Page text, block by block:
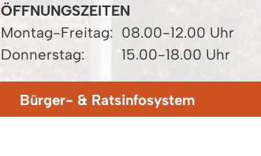
ÖFFNUNGSZEITEN
Montag-Freitag: 08.00-12.00 Uhr
Donnerstag:
15.00-18.00 Uhr
Bürger- & Ratsinfosystem